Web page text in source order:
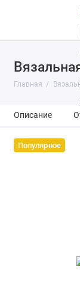
Главная
Описание
Популярное